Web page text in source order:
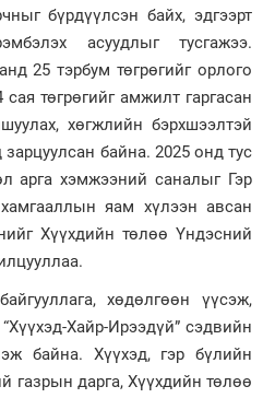
бүрдүүлсэн байх, эдгээрт
асуудлыг тусгажээ.
25 тэрбум төгрөгийг орлого
төгрөгийг амжилт гаргасан
хөгжлийн бэрхшээлтэй
байна. 2025 онд тус
арга хэмжээний саналыг Гэр
яам хүлээн авсан
Хүүхдийн төлөө Үндэсний
хөдөлгөөн үүсэж,
Хайр-Ирээдүй” сэдвийн
байна. Хүүхэд, гэр бүлийн
газрын дарга, Хүүхдийн төлөө